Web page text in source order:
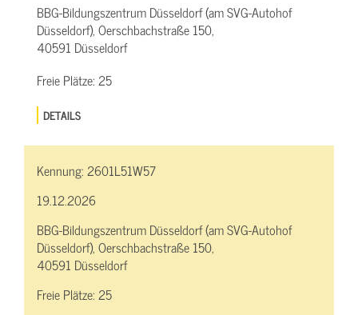
BBG-Bildungszentrum Düsseldorf (am SVG-Autohof
Düsseldorf), Oerschbachstraße 150,
40591 Düsseldorf
Freie Plätze:25
DETAILS
Kennung:2601L51W57
19.12.2026
BBG-Bildungszentrum Düsseldorf (am SVG-Autohof
Düsseldorf), Oerschbachstraße 150,
40591 Düsseldorf
Freie Plätze:25